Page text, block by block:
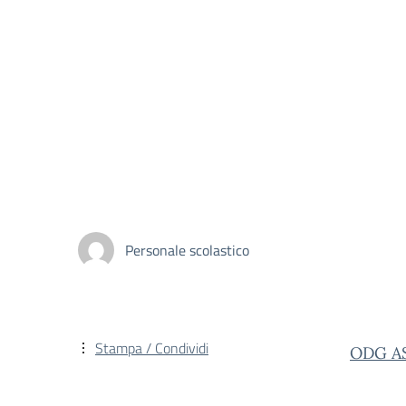
Personale scolastico
ODG
Stampa / Condividi